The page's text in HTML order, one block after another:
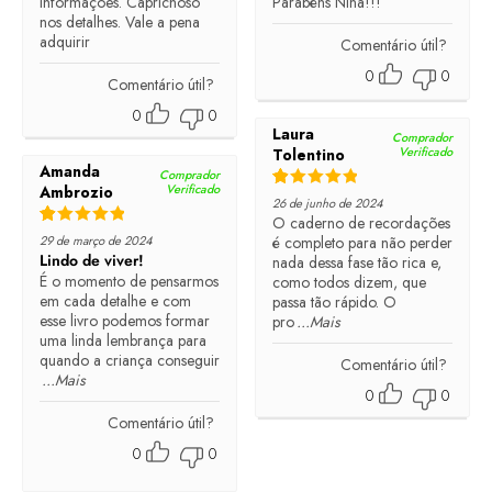
nos detalhes. Vale a pena
adquirir
Comentário útil?
0
0
Comentário útil?
0
0
Laura
Tolentino
Comprador
Verificado
Rated 5 out of 5
26 de junho de 2024
O caderno de recordações
é completo para não perder
nada dessa fase tão rica e,
como todos dizem, que
passa tão rápido. O
pro...Mais
Comentário útil?
0
0
Amanda
Ambrozio
Comprador
Verificado
Rated out of 5
29 de março de 2024
Lindo de viver!
É o momento de pensarmos
em cada detalhe e com
esse livro podemos formar
uma linda lembrança para
quando a criança conseguir
...Mais
Comentário útil?
0
0